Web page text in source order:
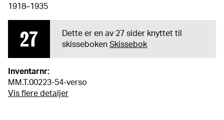
1918–1935
27
Dette er en av 27 sider knyttet til
skisseboken Skissebok
Inventarnr:
MM.T.00223-54-verso
Vis flere detaljer